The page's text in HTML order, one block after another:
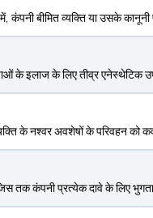
बीमित व्यक्ति या उसके कानूनी
के इलाज के लिए तीव्र एनेस्थेटिक
के नश्वर अवशेषों के परिवहन
तक कंपनी प्रत्येक दावे के लिए